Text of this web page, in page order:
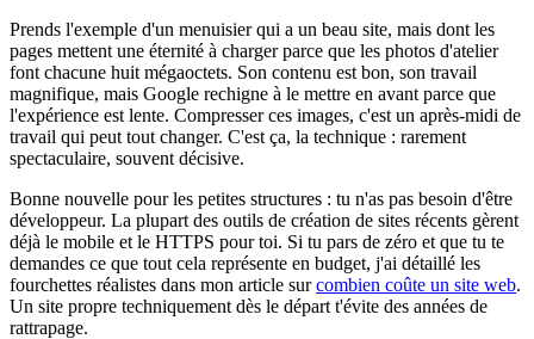
Prends l'exemple d'un menuisier qui a un beau site, mais dont les
pages mettent une éternité à charger parce que les photos d'atelier
font chacune huit mégaoctets. Son contenu est bon, son travail
magnifique, mais Google rechigne à le mettre en avant parce que
l'expérience est lente. Compresser ces images, c'est un après-midi de
travail qui peut tout changer. C'est ça, la technique : rarement
spectaculaire, souvent décisive.
Bonne nouvelle pour les petites structures : tu n'as pas besoin d'être
développeur. La plupart des outils de création de sites récents gèrent
déjà le mobile et le HTTPS pour toi. Si tu pars de zéro et que tu te
demandes ce que tout cela représente en budget, j'ai détaillé les
fourchettes réalistes dans mon article surcombien coûte un site web.
Un site propre techniquement dès le départ t'évite des années de
rattrapage.